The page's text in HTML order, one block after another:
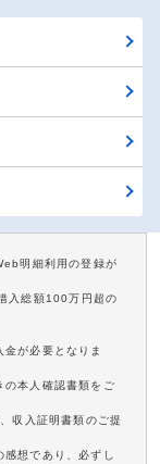
明細利用の登録が
入総額100万円超の
が必要となりま
の本人確認書類をご
収入証明書類のご提
想であり、必ずし